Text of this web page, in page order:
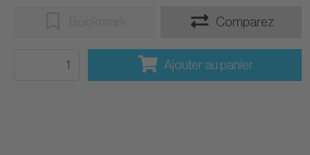
Comparez
Ajouter au panier